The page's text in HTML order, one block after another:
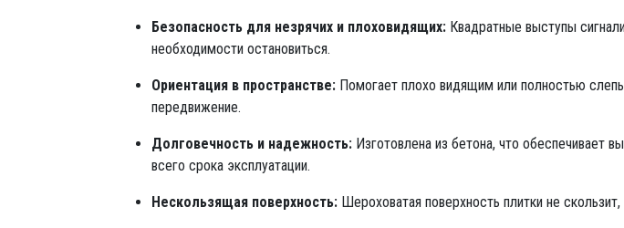
Безопасность для незрячих и плоховидящих: Квадратные выступы
необходимости остановиться.
Ориентация в пространстве: Помогает плохо видящим или полностью
передвижение.
Долговечность и надежность: Изготовлена из бетона, что обеспечивает
всего срока эксплуатации.
Нескользящая поверхность: Шероховатая поверхность плитки не